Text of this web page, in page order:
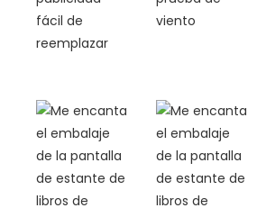
fácil de
reemplazar
viento